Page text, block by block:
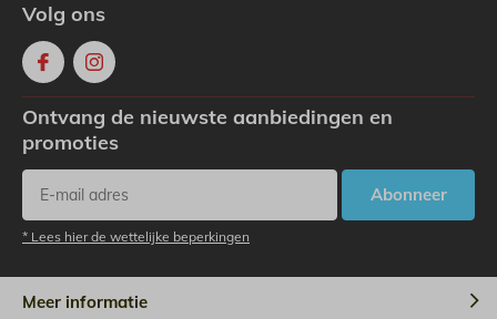
Volg ons
Ontvang de nieuwste aanbiedingen en
promoties
Abonneer
* Lees hier de wettelijke beperkingen
Meer informatie